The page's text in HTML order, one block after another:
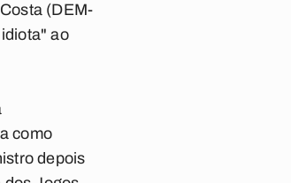
(DEM-
ao
como
depois